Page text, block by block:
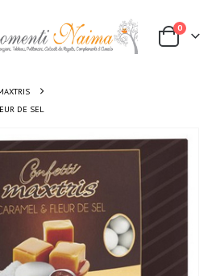
0
DE SEL